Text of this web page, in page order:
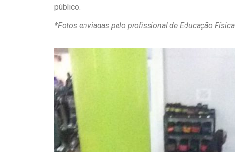
público.
*Fotos enviadas pelo profissional de Educação Física